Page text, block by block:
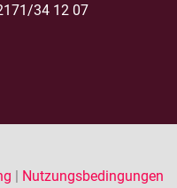
34 12 07
| Nutzungsbedingungen